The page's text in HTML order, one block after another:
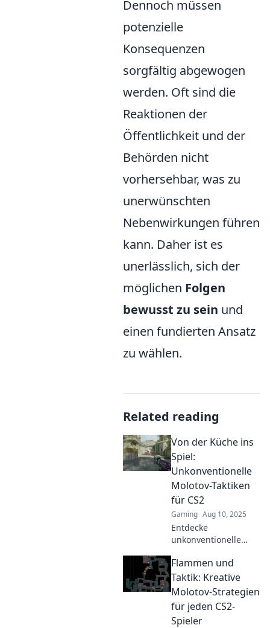
Dennoch müssen
potenzielle
Konsequenzen
sorgfältig abgewogen
werden. Oft sind die
Reaktionen der
Öffentlichkeit und der
Behörden nicht
vorhersehbar, was zu
unerwünschten
Nebenwirkungen führen
kann. Daher ist es
unerlässlich, sich der
möglichen Folgen
bewusst zu sein und
einen fundierten Ansatz
zu wählen.
Related reading
Von der Küche ins
Spiel:
Unkonventionelle
Molotov-Taktiken
für CS2
Gaming Aug 10, 2025
Entdecke
unkonventionelle
CS2! Bring deine
Gaming-Strategie auf
das nächste Level
und überliste deine
Gegner!
Flammen und
Taktik: Kreative
Molotov-Strategien
für jeden CS2-
Spieler